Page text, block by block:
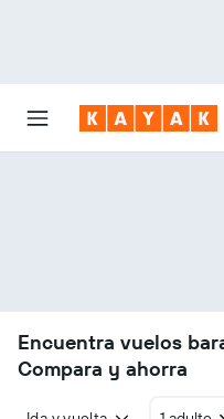
Encuentra vuelos
Compara y ahorra